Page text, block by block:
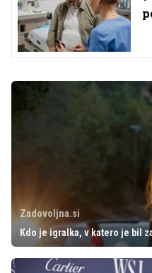
Zadovoljna.si
Kdo je igralka, v katero je bil